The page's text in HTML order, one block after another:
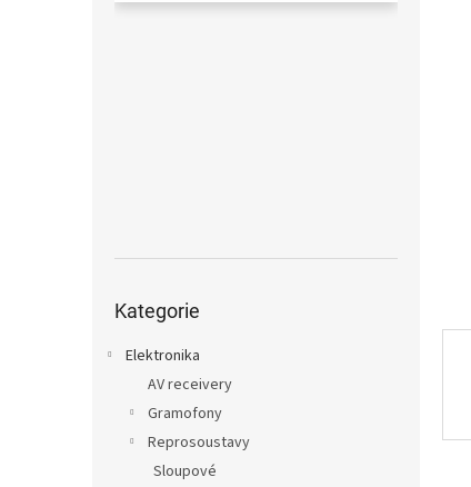
kategorie
Kategorie
Elektronika
AV receivery
Gramofony
Reprosoustavy
Sloupové